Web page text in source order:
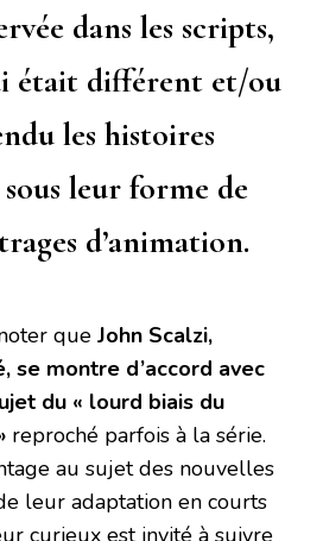
dans les scripts,
était différent et/ou
les histoires
leur forme de
d’animation.
que John Scalzi,
se montre d’accord avec
du « lourd biais du
reproché parfois à la série.
au sujet des nouvelles
leur adaptation en courts
curieux est invité à suivre